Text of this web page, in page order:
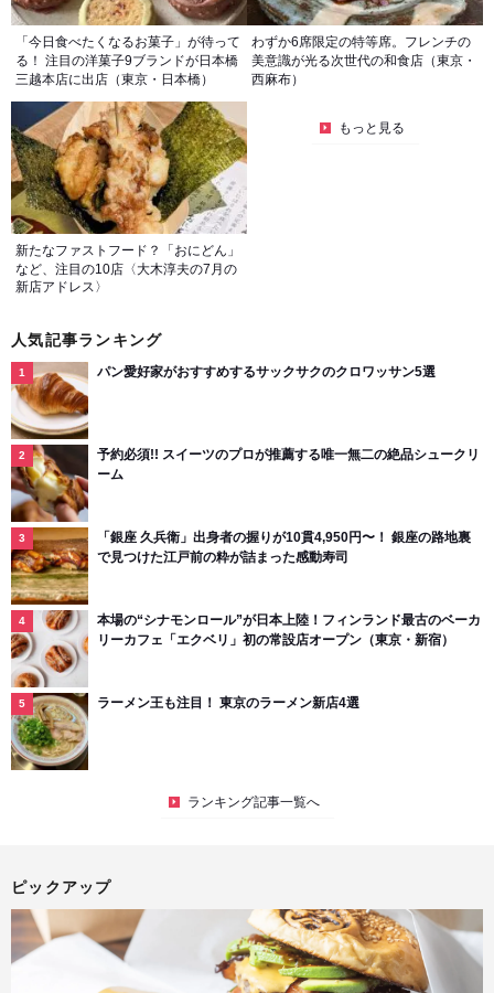
「今日食べたくなるお菓子」が待って
る！ 注目の洋菓子9ブランドが日本橋
三越本店に出店（東京・日本橋）
わずか6席限定の特等席。フレンチの
美意識が光る次世代の和食店（東京・
西麻布）
新たなファストフード？「おにどん」
など、注目の10店〈大木淳夫の7月の
新店アドレス〉
もっと見る
人気記事ランキング
パン愛好家がおすすめするサックサクのクロワッサン5選
予約必須!! スイーツのプロが推薦する唯一無二の絶品シュークリ
ーム
「銀座 久兵衛」出身者の握りが10貫4,950円〜！ 銀座の路地裏
で見つけた江戸前の粋が詰まった感動寿司
本場の“シナモンロール”が日本上陸！フィンランド最古のベーカ
リーカフェ「エクベリ」初の常設店オープン（東京・新宿）
ラーメン王も注目！ 東京のラーメン新店4選
ランキング記事一覧へ
ピックアップ